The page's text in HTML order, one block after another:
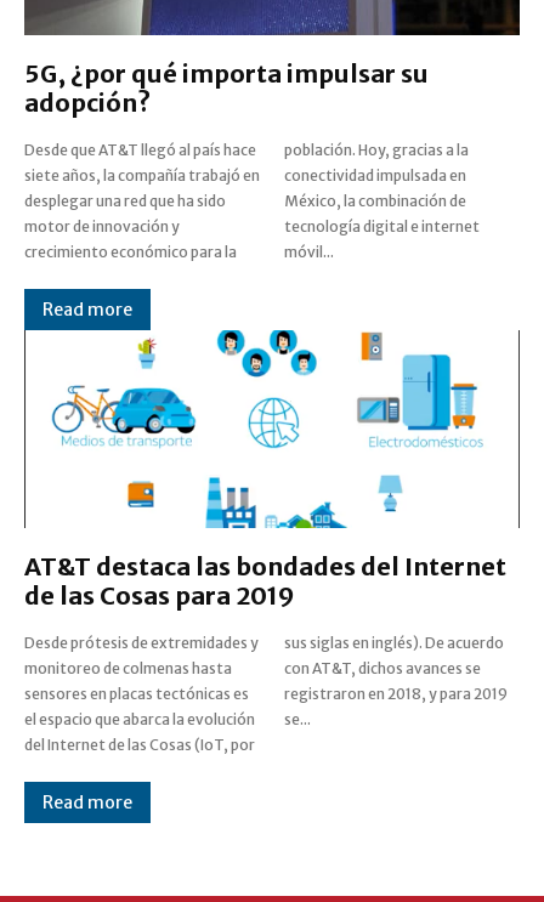
5G, ¿por qué importa impulsar su
adopción?
Desde que AT&T llegó al país hace
siete años, la compañía trabajó en
desplegar una red que ha sido
motor de innovación y
crecimiento económico para la
población. Hoy, gracias a la
conectividad impulsada en
México, la combinación de
tecnología digital e internet
móvil...
Read more
AT&T destaca las bondades del Internet
de las Cosas para 2019
Desde prótesis de extremidades y
monitoreo de colmenas hasta
sensores en placas tectónicas es
el espacio que abarca la evolución
del Internet de las Cosas (IoT, por
sus siglas en inglés). De acuerdo
con AT&T, dichos avances se
registraron en 2018, y para 2019
se...
Read more